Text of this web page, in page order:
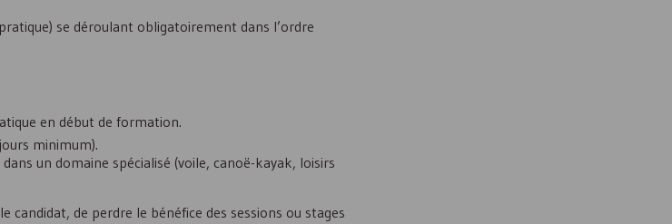
se déroulant obligatoirement dans l’ordre
en début de formation.
minimum).
un domaine spécialisé (voile, canoë-kayak, loisirs
candidat, de perdre le bénéfice des sessions ou stages